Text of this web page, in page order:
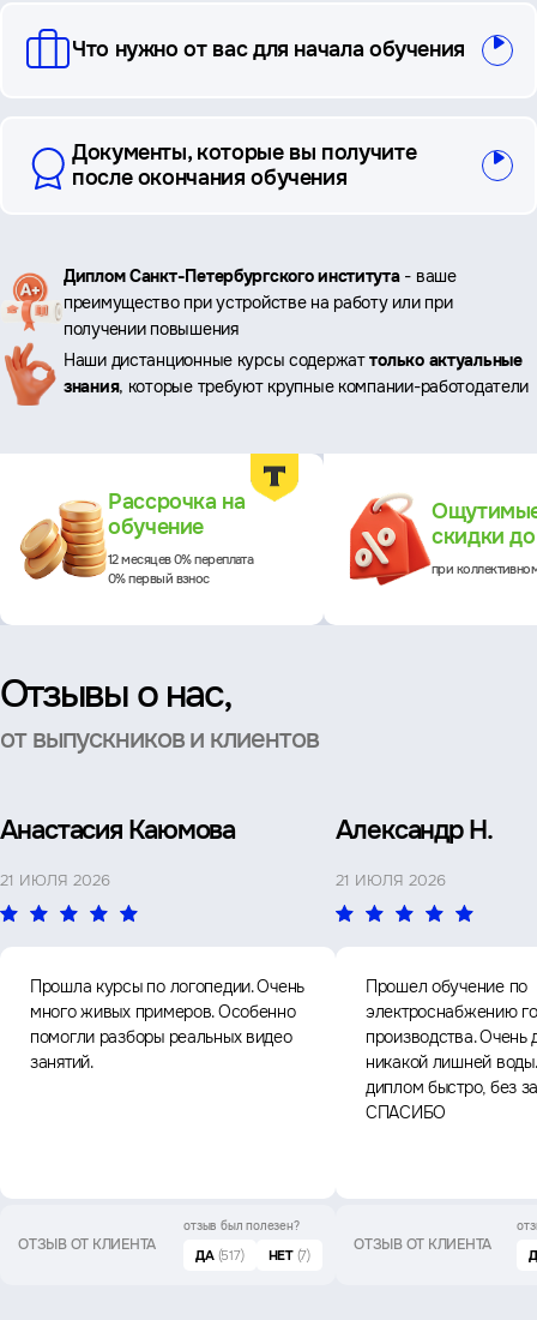
Что нужно от вас для начала обучения
Документы, которые вы получите
после окончания обучения
Ключевые
преимущества
Диплом Санкт-Петербургского института- ваше
преимущество при устройстве на работу или при
получении повышения
Наши дистанционные курсы содержаттолько актуальные
знания, которые требуют крупные компании-работодатели
Рассрочка на
обучение
12 месяцев 0% переплата
0% первый взнос
скидки
при
Отзывы о нас,
от выпускников и клиентов
Анастасия Каюмова
21 ИЮЛЯ 2026
Прошла курсы по логопедии. Очень
много живых примеров. Особенно
помогли разборы реальных видео
занятий.
ОТЗЫВ ОТ КЛИЕНТА
отзыв был полезен?
ДА (517) НЕТ (7)
Александр Н.
21 ИЮЛЯ 2026
Прошел обучение по
электроснабжению
производства. Очень
никакой лишней
диплом быстро, без
СПАСИБО
ОТЗЫВ ОТ КЛИЕНТА